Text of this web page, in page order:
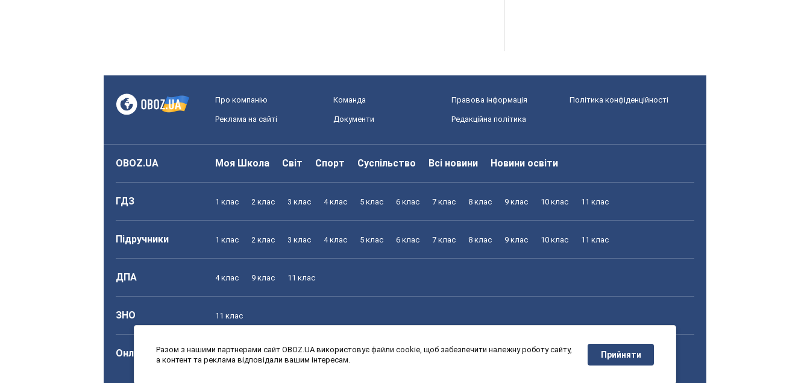
Про компанію Команда Правова інформація Політика конфіденційності
Реклама на сайті Документи Редакційна політика
OBOZ.UA Моя Школа Світ Спорт Суспільство Всі новини Новини освіти
ГДЗ 1 клас 2 клас 3 клас 4 клас 5 клас 6 клас 7 клас 8 клас 9 клас 10 клас 11 клас
Підручники 1 клас 2 клас 3 клас 4 клас 5 клас 6 клас 7 клас 8 клас 9 клас 10 клас 11 клас
ДПА 4 клас 9 клас 11 клас
ЗНО 11 клас
Онлайн уроки 1 клас 2 клас 3 клас 4 клас 5 клас 6 клас 7 клас 8 клас 9 клас 10 клас 11 клас
Разом з нашими партнерами сайт OBOZ.UA використовує файли cookie, щоб забезпечити належну роботу сайту,
а контент та реклама відповідали вашим інтересам.
Прийняти